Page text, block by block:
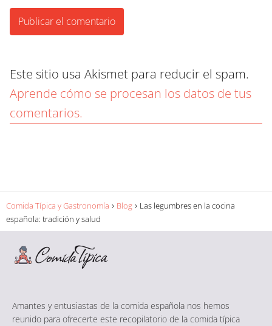
Este sitio usa Akismet para reducir el spam.
Aprende cómo se procesan los datos de tus
comentarios.
Comida Típica y Gastronomía Blog
Las legumbres en la cocina
española: tradición y salud
Amantes y entusiastas de la comida española nos hemos
reunido para ofrecerte este recopilatorio de la comida típica